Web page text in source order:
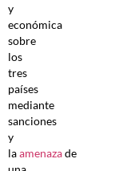
y
económica
sobre
los
tres
países
mediante
sanciones
y
laamenazade